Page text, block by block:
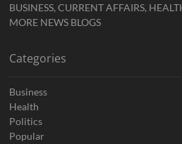
BUSINESS, CURRENT AFFAIRS,
MORE NEWS BLOGS
Categories
Business
Health
Politics
Popular